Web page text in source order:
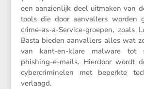
een aanzien­lijk deel uitmaken van
tools die door aanval­lers worden
crime-as-a-Service-groepen, zoals
Basta bieden aanval­lers alles wat
van kant-en-klare malware tot
phishing-e-mails. Hierdoor wordt
cyber­cri­mi­nelen met beperkte
verlaagd.